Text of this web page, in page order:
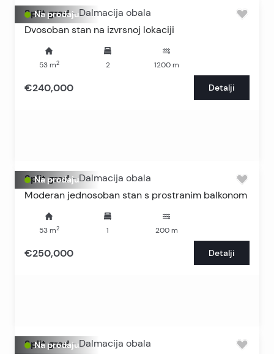
Na prodaju
Split grad - Dalmacija obala
Dvosoban stan na izvrsnoj lokaciji
53m2 2 1200m
€240,000 Detalji
Na prodaju
Split grad - Dalmacija obala
Moderan jednosoban stan s prostranim balkonom
53m2 1 200m
€250,000 Detalji
Na prodaju
Split grad - Dalmacija obala